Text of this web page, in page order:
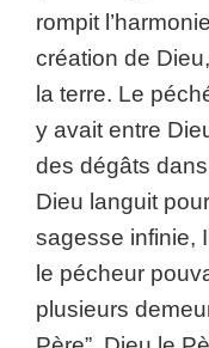
rompit
création de
la terre. Le
y avait entre
des dégâts
Dieu languit
sagesse infinie,
le pécheur
plusieurs